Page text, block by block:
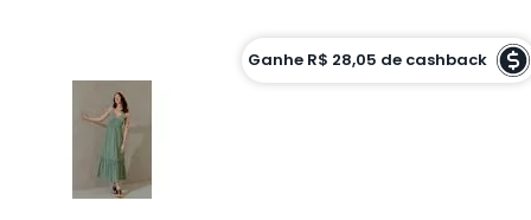
Ganhe R$ 28,05 de cashback